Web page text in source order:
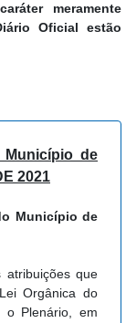
meramente
Oficial estão
Município de
2021
Município de
atribuições que
Orgânica do
o Plenário, em